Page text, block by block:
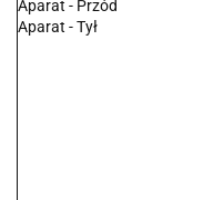
Aparat - Przód
Aparat - Tył